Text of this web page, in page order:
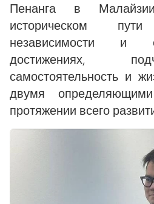
Пенанга в
историческом
независимости и
достижениях,
самостоятельность и
двумя
протяжении всего